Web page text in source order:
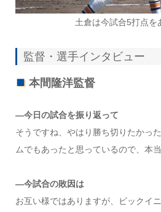
土倉は今試合5打点を
監督・選手インタビュー
本間隆洋監督
―今日の試合を振り返って
そうですね、やはり勝ち切りたかっ
ムでもあったと思っているので、本
―今試合の敗因は
お互い様ではありますが、ビックイ